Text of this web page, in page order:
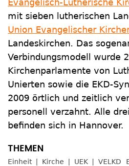
Evangelisch-Lutherische
mit sieben lutherischen
Union Evangelischer
Landeskirchen. Das
Verbindungsmodell wurde
Kirchenparlamente von
Unierten sowie die EKD-
2009 örtlich und zeitlich
personell verzahnt. Alle
befinden sich in Hannover.
Einheit Kirche UEK VELKD